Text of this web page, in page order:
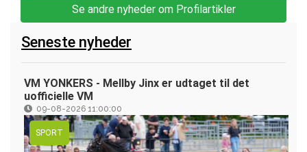
Se andre nyheder om Profilartikler
Seneste nyheder
VM YONKERS - Mellby Jinx er udtaget til det
uofficielle VM
09-08-2026 11:00:00
SPORT